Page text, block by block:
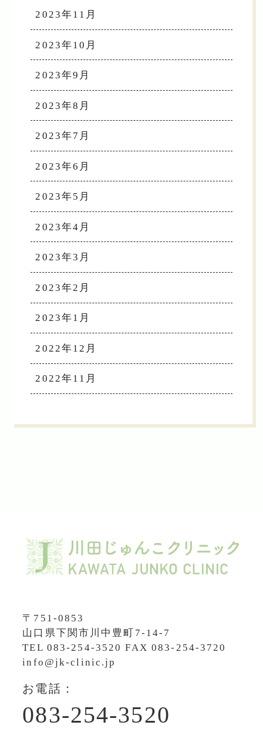
2023年11月
2023年10月
2023年9月
2023年8月
2023年7月
2023年6月
2023年5月
2023年4月
2023年3月
2023年2月
2023年1月
2022年12月
2022年11月
〒751-0853
山口県下関市川中豊町7-14-7
TEL 083-254-3520 FAX 083-254-3720
info@jk-clinic.jp
お電話：
083-254-3520